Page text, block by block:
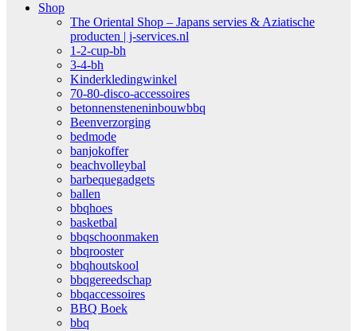
Shop
The Oriental Shop – Japans servies & Aziatische
producten | j-services.nl
1-2-cup-bh
3-4-bh
Kinderkledingwinkel
70-80-disco-accessoires
betonnensteneninbouwbbq
Beenverzorging
bedmode
banjokoffer
beachvolleybal
barbequegadgets
ballen
bbqhoes
basketbal
bbqschoonmaken
bbqrooster
bbqhoutskool
bbqgereedschap
bbqaccessoires
BBQ Boek
bbq